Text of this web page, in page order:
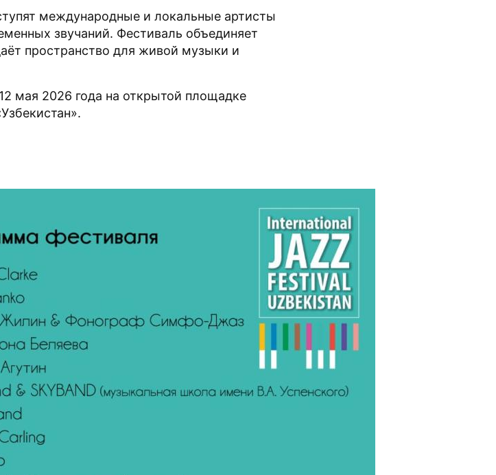
международные и локальные артисты
звучаний. Фестиваль объединяет
пространство для живой музыки и
мая 2026 года на открытой площадке